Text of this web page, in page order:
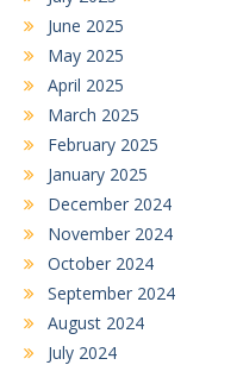
June 2025
May 2025
April 2025
March 2025
February 2025
January 2025
December 2024
November 2024
October 2024
September 2024
August 2024
July 2024